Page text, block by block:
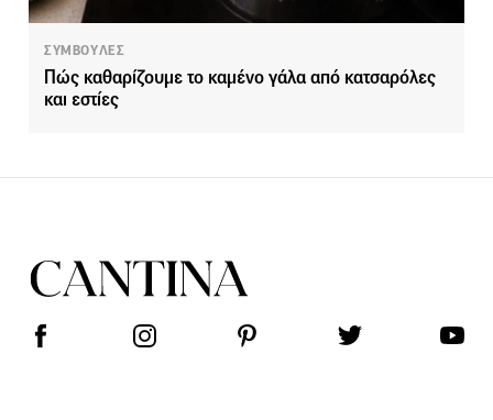
ΣΥΜΒΟΥΛΕΣ
Πώς καθαρίζουμε το καμένο γάλα από κατσαρόλες
και εστίες